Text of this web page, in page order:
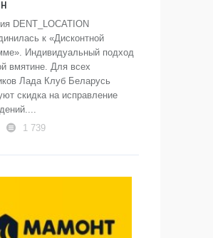
DENT_LOCATION
к «Дисконтной
Индивидуальный подход
вмятине. Для всех
Лада Клуб Беларусь
скидка на исправление
1 739